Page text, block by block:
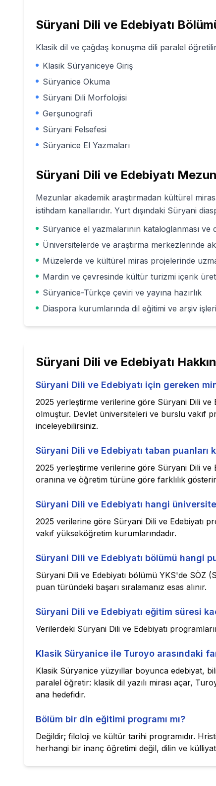
Süryani Dili ve Edebiyatı
Klasik dil ve çağdaş konuşma dili paralel
Klasik Süryaniceye Giriş
Süryanice Okuma
Süryani Dili Morfolojisi
Gerşunografi
Süryani Felsefesi
Süryanice El Yazmaları
Süryani Dili ve Edebiyatı
Mezunlar akademik araştırmadan kültürel
istihdam kanallarıdır. Yurt dışındaki Süryani
Süryanice el yazmalarının kataloglanması ve
Üniversitelerde ve araştırma merkezlerinde
Müzelerde ve kültürel miras projelerinde
Mardin ve çevresinde kültür turizmi içerik
Süryanice-Türkçe çeviri ve yayına hazırlık
Diaspora kurumlarında dil eğitimi ve arşiv işleri
Süryani Dili ve Edebiyatı
Süryani Dili ve Edebiyatı için gereken
2025 yerleştirme verilerine göre Süryani Dili ve
olmuştur. Devlet üniversiteleri ve burslu vakıf
inceleyebilirsiniz.
Süryani Dili ve Edebiyatı taban puanları
2025 yerleştirme verilerine göre Süryani Dili ve
oranına ve öğretim türüne göre farklılık
Süryani Dili ve Edebiyatı hangi
2025 verilerine göre Süryani Dili ve Edebiyatı
vakıf yükseköğretim kurumlarındadır.
Süryani Dili ve Edebiyatı bölümü hangi
Süryani Dili ve Edebiyatı bölümü YKS'de SÖZ
puan türündeki başarı sıralamanız esas alınır.
Süryani Dili ve Edebiyatı eğitim süresi
Verilerdeki Süryani Dili ve Edebiyatı
Klasik Süryanice ile Turoyo arasındaki
Klasik Süryanice yüzyıllar boyunca edebiyat,
paralel öğretir: klasik dil yazılı mirası açar,
ana hedefidir.
Bölüm bir din eğitimi programı mı?
Değildir; filoloji ve kültür tarihi programıdır.
herhangi bir inanç öğretimi değil, dilin ve